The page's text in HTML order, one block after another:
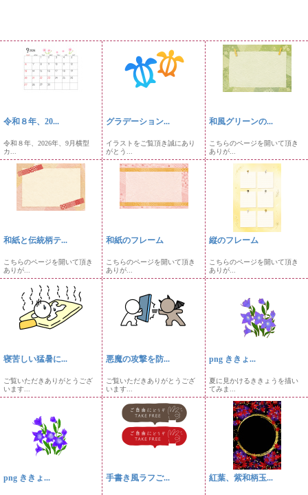
令和８年、20...
令和８年、2026年、9月横型
カ...
グラデーション...
イラストをご覧頂き誠にあり
がとう...
和風グリーンの...
こちらのページを開いて頂き
ありが...
和紙と伝統柄テ...
こちらのページを開いて頂き
ありが...
和紙のフレーム
こちらのページを開いて頂き
ありが...
縦のフレーム
こちらのページを開いて頂き
ありが...
寝苦しい猛暑に...
ご覧いただきありがとうござ
います...
悪魔の攻撃を防...
ご覧いただきありがとうござ
います...
png ききょ...
夏に見かけるききょうを描い
てみま...
png ききょ... 手書き風ラフご... 紅葉、紫和柄玉...